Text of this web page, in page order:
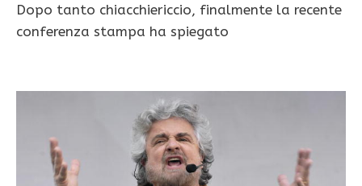
Dopo tanto chiacchiericcio, finalmente la recente
conferenza stampa ha spiegato